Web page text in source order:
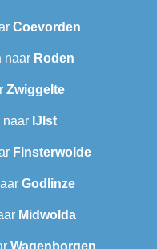
Coevorden
naar Roden
Zwiggelte
naar IJlst
Finsterwolde
Godlinze
Midwolda